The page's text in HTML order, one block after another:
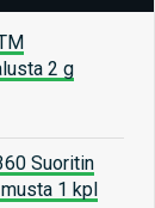
2 g
Suoritin
1 kpl